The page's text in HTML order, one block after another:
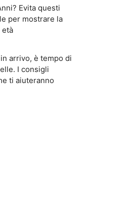
Evita questi
per mostrare la
età
arrivo, è tempo di
I consigli
ti aiuteranno